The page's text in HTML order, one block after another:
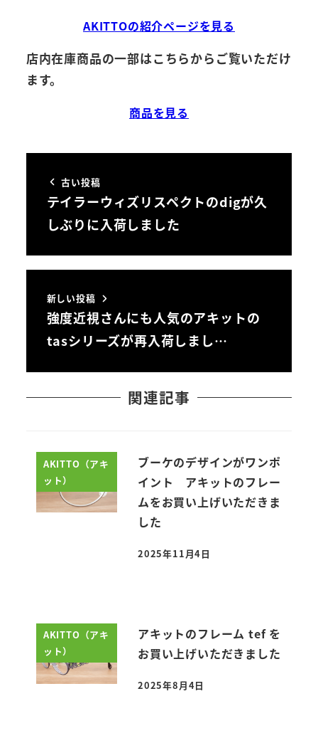
AKITTOの紹介ページを見る
店内在庫商品の一部はこちらからご覧いただけ
ます。
商品を見る
古い投稿
テイラーウィズリスペクトのdigが久
しぶりに入荷しました
新しい投稿
強度近視さんにも人気のアキットの
tasシリーズが再入荷しまし…
関連記事
AKITTO（アキ
ット）
ブーケのデザインがワンポ
イント アキットのフレー
ムをお買い上げいただきま
した
投稿日
2025年11月4日
AKITTO（アキ
ット）
アキットのフレーム tef を
お買い上げいただきました
投稿日
2025年8月4日